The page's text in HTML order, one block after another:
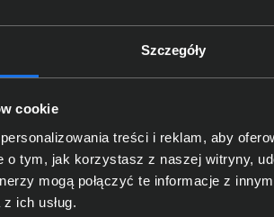
Szczegóły
cookie
treści i reklam, aby
o tym, jak korzystasz z naszej witryny,
mogą połączyć te informacje z
ich usług.
Kolor produktu Grafitowy
Wysokość (mm) 183
Szerokość (mm)